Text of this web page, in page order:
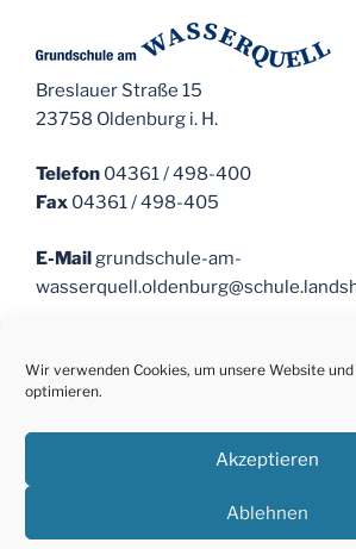
Wir verwenden Cookies, um unsere Website
optimieren.
Akzeptieren
Ablehnen
Breslauer Straße 15
23758 Oldenburg i. H.
Telefon 04361 / 498-400
Fax 04361 / 498-405
E-Mail grundschule-am-
Schulsozialarbeit
Datenschutz Stolz präsentiert von